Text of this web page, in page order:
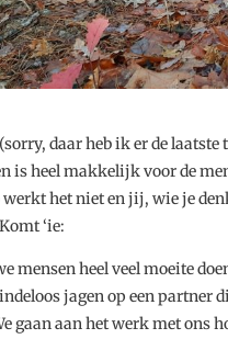
daar heb ik er de laatste
is heel makkelijk voor de
het niet en jij, wie je
‘ie:
mensen heel veel moeite
jagen op een partner
gaan aan het werk met ons